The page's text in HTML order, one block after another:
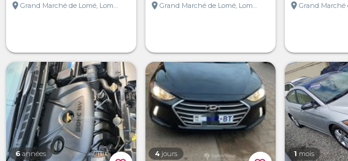
location_on
Grand Marché de Lomé, Lomé, Togo
location_on
Grand Marché de Lomé, Lomé, Togo
location_on
6 années 4 jours 1 mois